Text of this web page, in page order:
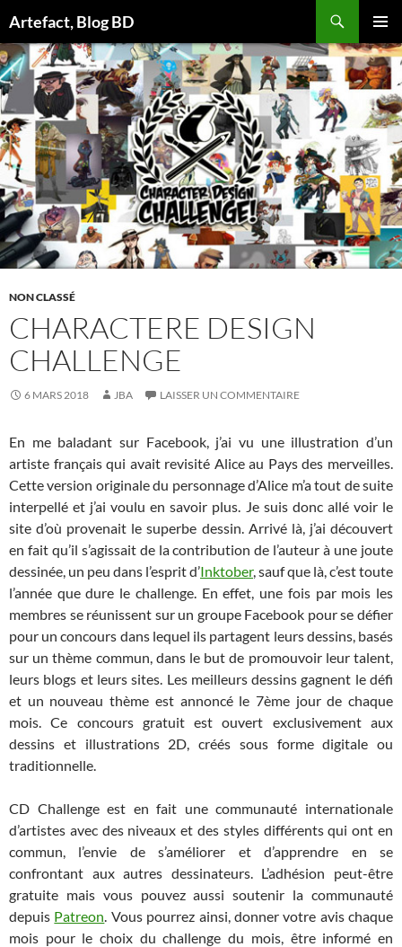
au
contenu
Artefact, Blog BD
MENU
NON CLASSÉ
CHARACTERE DESIGN
CHALLENGE
6 MARS 2018 JBA LAISSER UN COMMENTAIRE
En me baladant sur Facebook, j’ai vu une illustration d’un
artiste français qui avait revisité Alice au Pays des merveilles.
Cette version originale du personnage d’Alice m’a tout de suite
interpellé et j’ai voulu en savoir plus. Je suis donc allé voir le
site d’où provenait le superbe dessin. Arrivé là, j’ai découvert
en fait qu’il s’agissait de la contribution de l’auteur à une joute
dessinée, un peu dans l’esprit d’Inktober, sauf que là, c’est toute
l’année que dure le challenge. En effet, une fois par mois les
membres se réunissent sur un groupe Facebook pour se défier
pour un concours dans lequel ils partagent leurs dessins, basés
sur un thème commun, dans le but de promouvoir leur talent,
leurs blogs et leurs sites. Les meilleurs dessins gagnent le défi
et un nouveau thème est annoncé le 7ème jour de chaque
mois. Ce concours gratuit est ouvert exclusivement aux
dessins et illustrations 2D, créés sous forme digitale ou
traditionnelle.
CD Challenge est en fait une communauté internationale
d’artistes avec des niveaux et des styles différents qui ont en
commun, l’envie de s’améliorer et d’apprendre en se
confrontant aux autres dessinateurs. L’adhésion peut-être
gratuite mais vous pouvez aussi soutenir la communauté
depuis Patreon. Vous pourrez ainsi, donner votre avis chaque
mois pour le choix du challenge du mois, être informé en